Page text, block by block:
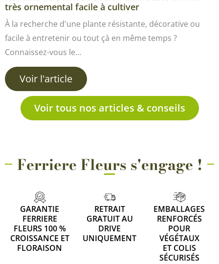
très ornemental facile à cultiver
À la recherche d'une plante résistante, décorative ou
facile à entretenir ou tout çà en même temps ?
Connaissez-vous le…
Voir l'article
Voir tous nos articles & conseils
Ferriere Fleurs s'engage !
GARANTIE
FERRIERE
FLEURS 100 %
CROISSANCE ET
FLORAISON
RETRAIT
GRATUIT AU
DRIVE
UNIQUEMENT
EMBALLAGES
RENFORCÉS
POUR
VÉGÉTAUX
ET COLIS
SÉCURISÉS